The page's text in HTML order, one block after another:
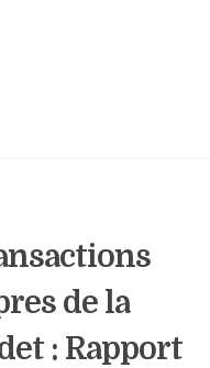
de la
: Rapport